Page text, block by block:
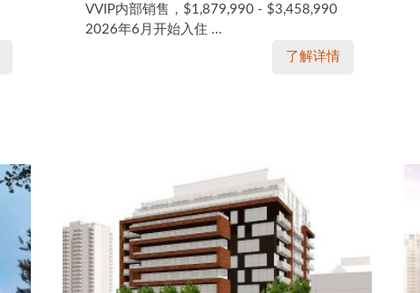
VVIP内部销售，$1,879,990 - $3,458,990
2026年6月开始入住 ...
了解详情